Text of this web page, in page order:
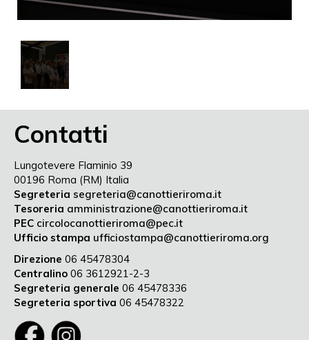
Contatti
Lungotevere Flaminio 39
00196 Roma (RM) Italia
Segreteria segreteria@canottieriroma.it
Tesoreria amministrazione@canottieriroma.it
PEC circolocanottieriroma@pec.it
Ufficio stampa ufficiostampa@canottieriroma.org
Direzione 06 45478304
Centralino 06 3612921-2-3
Segreteria generale 06 45478336
Segreteria sportiva 06 45478322